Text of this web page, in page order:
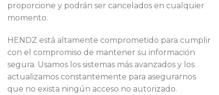
proporcione y podrán ser cancelados en cualquier
momento.
HENDZ está altamente comprometido para cumplir
con el compromiso de mantener su información
segura. Usamos los sistemas más avanzados y los
actualizamos constantemente para asegurarnos
que no exista ningún acceso no autorizado.